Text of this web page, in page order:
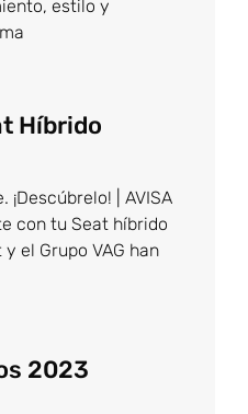
estilo y
Híbrido
| AVISA
con tu Seat híbrido
el Grupo VAG han
2023